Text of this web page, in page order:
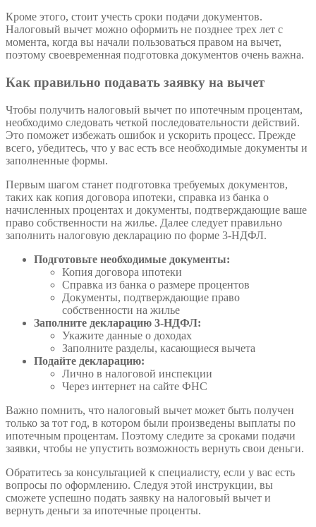
Кроме этого, стоит учесть сроки подачи документов.
Налоговый вычет можно оформить не позднее трех лет с
момента, когда вы начали пользоваться правом на вычет,
поэтому своевременная подготовка документов очень важна.
Как правильно подавать заявку на вычет
Чтобы получить налоговый вычет по ипотечным процентам,
необходимо следовать четкой последовательности действий.
Это поможет избежать ошибок и ускорить процесс. Прежде
всего, убедитесь, что у вас есть все необходимые документы и
заполненные формы.
Первым шагом станет подготовка требуемых документов,
таких как копия договора ипотеки, справка из банка о
начисленных процентах и документы, подтверждающие ваше
право собственности на жилье. Далее следует правильно
заполнить налоговую декларацию по форме 3-НДФЛ.
Подготовьте необходимые документы:
Копия договора ипотеки
Справка из банка о размере процентов
Документы, подтверждающие право
собственности на жилье
Заполните декларацию 3-НДФЛ:
Укажите данные о доходах
Заполните разделы, касающиеся вычета
Подайте декларацию:
Лично в налоговой инспекции
Через интернет на сайте ФНС
Важно помнить, что налоговый вычет может быть получен
только за тот год, в котором были произведены выплаты по
ипотечным процентам. Поэтому следите за сроками подачи
заявки, чтобы не упустить возможность вернуть свои деньги.
Обратитесь за консультацией к специалисту, если у вас есть
вопросы по оформлению. Следуя этой инструкции, вы
сможете успешно подать заявку на налоговый вычет и
вернуть деньги за ипотечные проценты.